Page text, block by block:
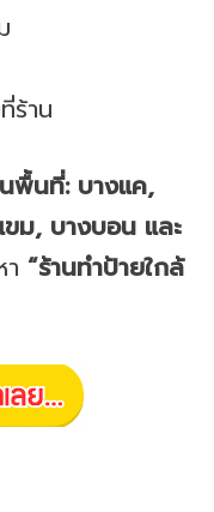
ร้าน
นพื้นที่: บางแค,
ม, บางบอน และ
“ร้านทำป้ายใกล้